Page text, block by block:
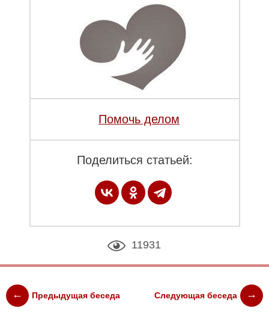
Помочь делом
Поделиться статьей:
11931
Предыдущая беседа Следующая беседа